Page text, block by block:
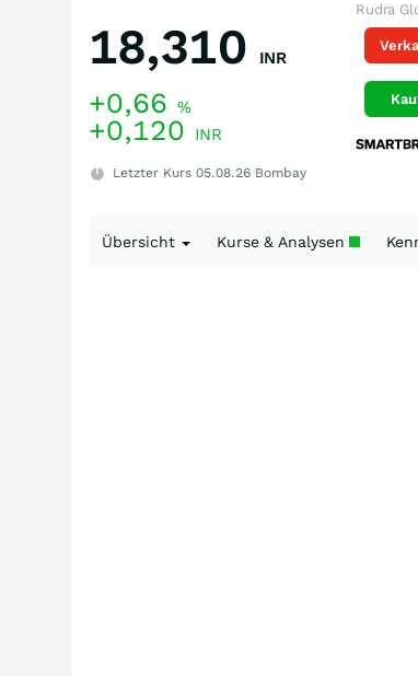
18,310 INR
+0,66 %
+0,120 INR
Letzter Kurs 05.08.26 Bombay
Rudra
Übersicht Kurse & Analysen